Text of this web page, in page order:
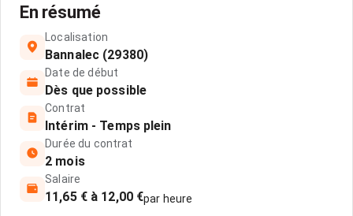
En résumé
Localisation
Bannalec (29380)
Date de début
Dès que possible
Contrat
Intérim - Temps plein
Durée du contrat
2 mois
Salaire
11,65 € à 12,00 €par heure